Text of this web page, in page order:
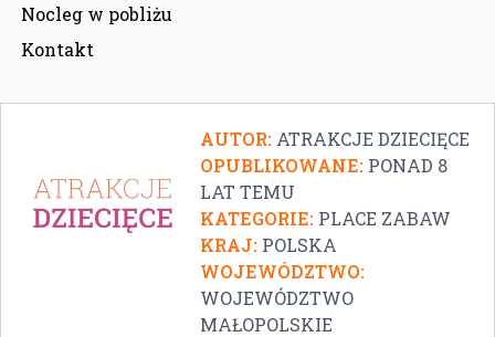
Nocleg w pobliżu
Kontakt
AUTOR: ATRAKCJE DZIECIĘCE
OPUBLIKOWANE: PONAD 8
LAT TEMU
KATEGORIE: PLACE ZABAW
KRAJ: POLSKA
WOJEWÓDZTWO:
WOJEWÓDZTWO
MAŁOPOLSKIE